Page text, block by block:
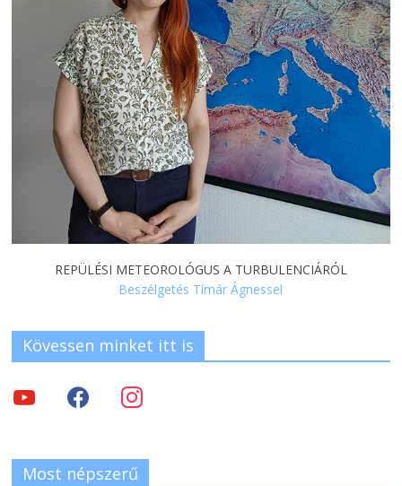
REPÜLÉSI METEOROLÓGUS A TURBULENCIÁRÓL
Beszélgetés Tímár Ágnessel
Kövessen minket itt is
Most népszerű